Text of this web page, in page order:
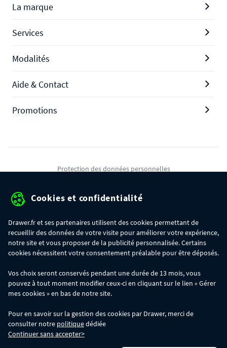
La marque
Services
Modalités
Aide & Contact
Promotions
Protection des données personnelles
Gérer mes cookies
commande :
- 30€ sur votre commande dès 300€ d'achat, avec le code BIKINI30
- 50€ sur votre commande dès 500€ d'achat, avec le code BIKINI50
Les codes BIKINI30, BIKINI50 et BIKINI100 ne sont valables que sur
www.drawer.fr; ils ne sont pas cumulables entre eux, ni avec d'autres codes
promotionnels. La remise se calculera automatiquement dans votre panier
lors de la saisie du code adéquat.
Cookies et confidentialité
Drawer.fr et ses partenaires utilisent des cookies permettant de
recueillir des données de votre visite pour améliorer votre expérience,
notre site et vous proposer de la publicité personnalisée. Certains
cookies nécessitent votre consentement préalable pour être déposés.
Vos choix seront conservés pendant une durée de 13 mois, vous
pouvez à tout moment modifier ceux-ci en cliquant sur le lien « Gérer
mes cookies » en bas de notre site.
Pour en savoir sur la gestion des cookies par Drawer, merci de
consulter notre politiquedédiée
Continuer sans accepter>